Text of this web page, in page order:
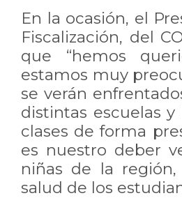
En la ocasión, el
Fiscalización, del
que “hemos
estamos muy
se verán
distintas escuelas
clases de forma
es nuestro deber
niñas de la
salud de los